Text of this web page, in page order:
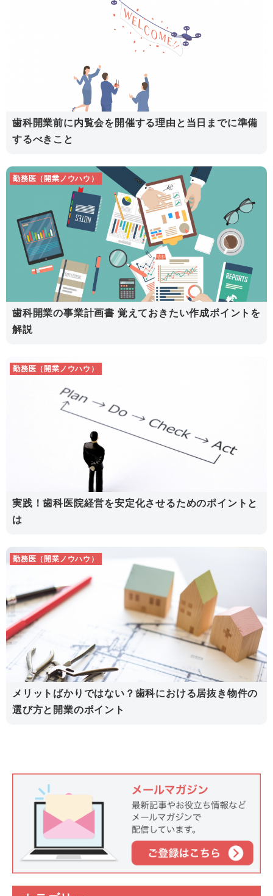
歯科開業前に内覧会を開催する理由と当日までに準備
するべきこと
勤務医（開業ノウハウ）
歯科開業の事業計画書 覚えておきたい作成ポイントを
解説
勤務医（開業ノウハウ）
実践！歯科医院経営を安定化させるためのポイントと
は
勤務医（開業ノウハウ）
メリットばかりではない？歯科における居抜き物件の
選び方と開業のポイント